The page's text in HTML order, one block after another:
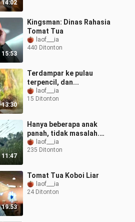
14:02
15:53
Kingsman: Dinas Rahasia
Tomat Tua
laof___ia
440 Ditonton
13:30
Terdampar ke pulau
terpencil, dan...
laof___ia
15 Ditonton
11:47
Hanya beberapa anak
panah, tidak masalah.
[Sword Saint ③]
laof___ia
235 Ditonton
19:53
Tomat Tua Koboi Liar
laof___ia
24 Ditonton